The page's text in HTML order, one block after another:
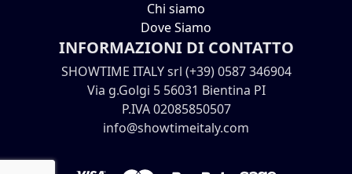
Chi siamo
Dove Siamo
INFORMAZIONI DI CONTATTO
SHOWTIME ITALY srl (+39) 0587 346904
Via g.Golgi 5 56031 Bientina PI
P.IVA 02085850507
info@showtimeitaly.com